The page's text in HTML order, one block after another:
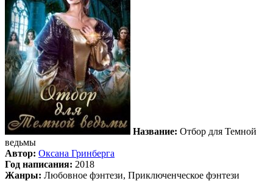
Название: Отбор для Темной
ведьмы
Автор: Оксана Гринберга
Год написания: 2018
Жанры: Любовное фэнтези, Приключенческое фэнтези